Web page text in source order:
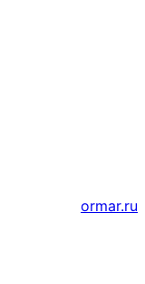
ormar.ru